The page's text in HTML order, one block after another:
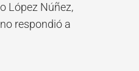
López Núñez,
respondió a